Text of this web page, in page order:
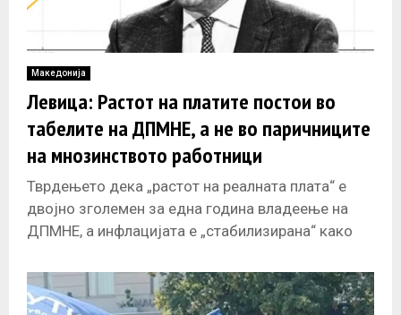
Македонија
Левица: Растот на платите постои во
табелите на ДПМНЕ, а не во паричниците
на мнозинството работници
Тврдењето дека „растот на реалната плата“ е
двојно зголемен за една година владеење на
ДПМНЕ, а инфлацијата е „стабилизирана“ како